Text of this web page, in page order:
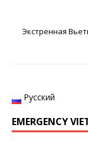
Экстренная
Русский
EMERGENCY